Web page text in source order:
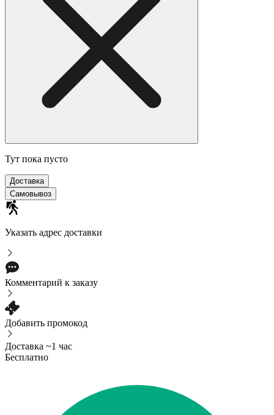
Тут пока пусто
Доставка
Самовывоз
Указать адрес доставки
Комментарий к заказу
Добавить промокод
Доставка ~1 час
Бесплатно